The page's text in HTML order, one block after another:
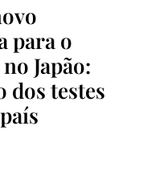
para o
Japão:
dos testes